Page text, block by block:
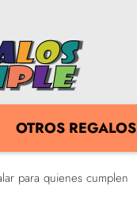
OTROS REGALOS
para quienes cumplen